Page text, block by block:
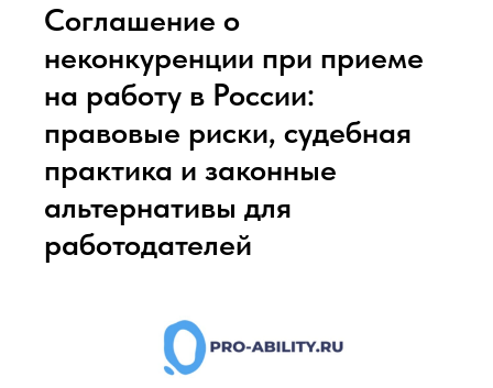
Соглашение о
неконкуренции при приеме
на работу в России:
правовые риски, судебная
практика и законные
альтернативы для
работодателей